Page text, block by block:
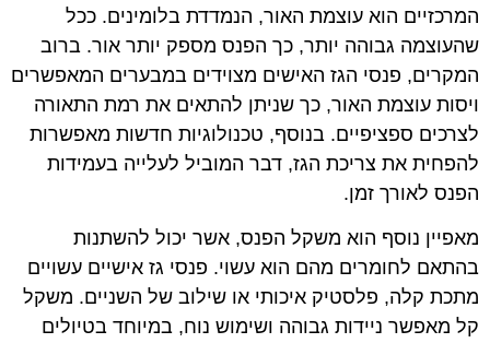
המרכזיים הוא עוצמת האור, הנמדדת בלומינים. ככל
שהעוצמה גבוהה יותר, כך הפנס מספק יותר אור. ברוב
המקרים, פנסי הגז האישים מצוידים במבערים המאפשרים
ויסות עוצמת האור, כך שניתן להתאים את רמת התאורה
לצרכים ספציפיים. בנוסף, טכנולוגיות חדשות מאפשרות
להפחית את צריכת הגז, דבר המוביל לעלייה בעמידות
הפנס לאורך זמן.
מאפיין נוסף הוא משקל הפנס, אשר יכול להשתנות
בהתאם לחומרים מהם הוא עשוי. פנסי גז אישיים עשויים
מתכת קלה, פלסטיק איכותי או שילוב של השניים. משקל
קל מאפשר ניידות גבוהה ושימוש נוח, במיוחד בטיולים